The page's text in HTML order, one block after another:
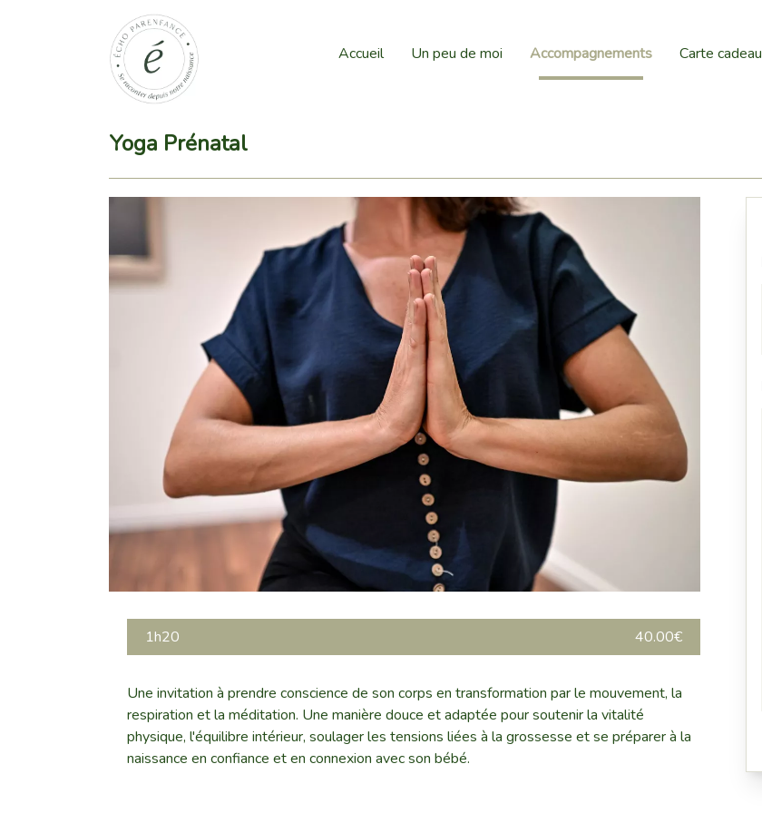
Accueil Un peu de moi Accompagnements Carte cadeau
Yoga Prénatal
1h20 40.00€
Une invitation à prendre conscience de son corps en transformation par le mouvement, la
respiration et la méditation. Une manière douce et adaptée pour soutenir la vitalité
physique, l'équilibre intérieur, soulager les tensions liées à la grossesse et se préparer à la
naissance en confiance et en connexion avec son bébé.